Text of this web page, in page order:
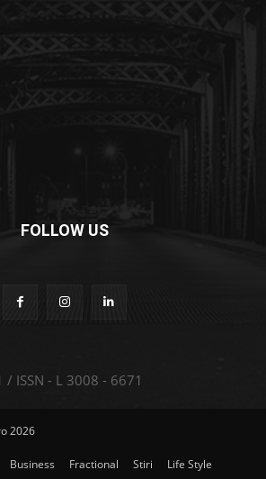
FOLLOW US
/ ISSN - L 3008 - 6671
2026
Business Fractional Stiri
Life Style